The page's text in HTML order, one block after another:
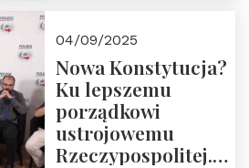
04/09/2025
Nowa Konstytucja?
Ku lepszemu
porządkowi
ustrojowemu
Rzeczypospolitej.